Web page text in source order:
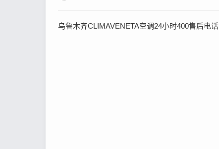
乌鲁木齐CLIMAVENETA空调24小时400售后电话